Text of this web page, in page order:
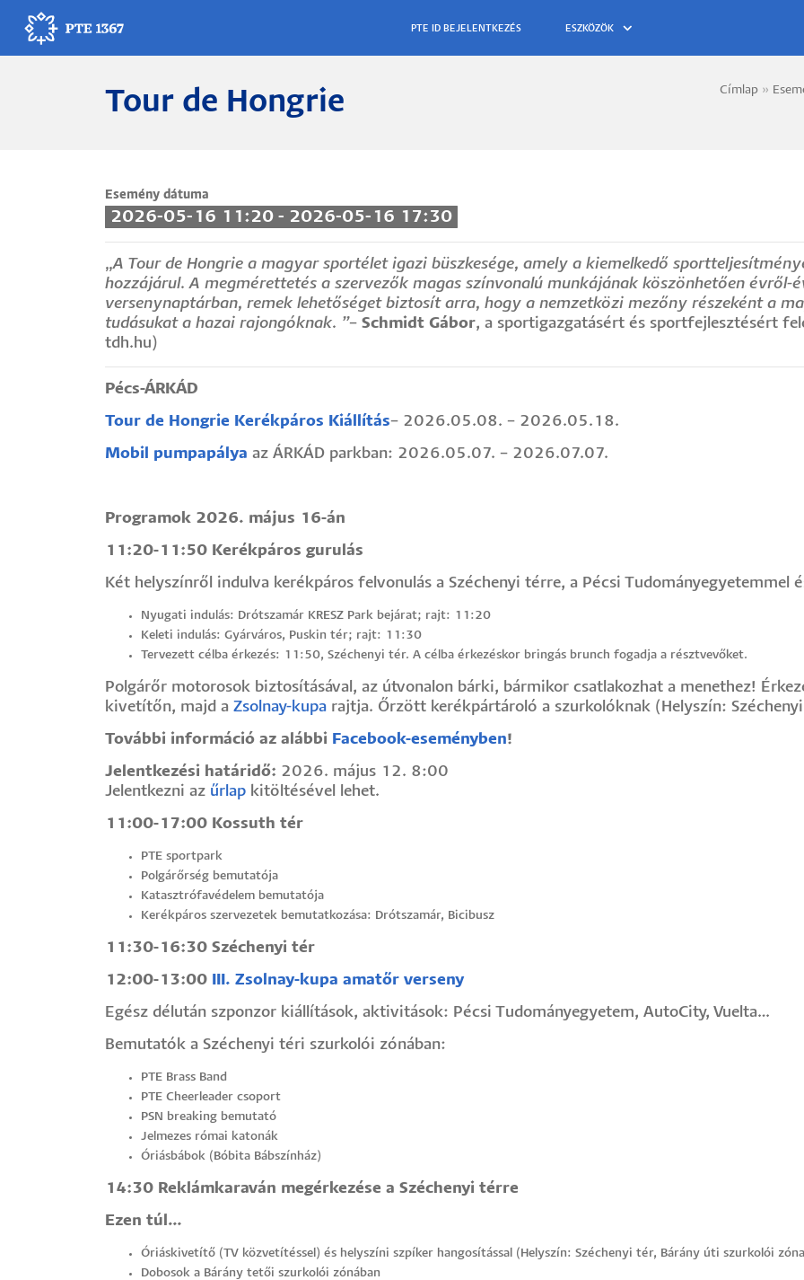
tartalomra
ESZKÖZÖK
Egyetemünk
Kutatás
Gyógyítás
Egyetemi élet
Adminisztráció
Munkatársak
Hallgatók
Felvételizők
Tour de Hongrie Címlap
Esemény dátuma
2026-05-16 11:20 - 2026-05-16 17:30
„A Tour de Hongrie a magyar sportélet igazi büszkesége, amely a kiemelkedő
hozzájárul. A megmérettetés a szervezők magas színvonalú munkájának köszönhetően évről-
versenynaptárban, remek lehetőséget biztosít arra, hogy a nemzetközi mezőny részeként a
tudásukat a hazai rajongóknak. ”– Schmidt Gábor, a sportigazgatásért és sportfejlesztésért
tdh.hu)
Pécs-ÁRKÁD
Tour de Hongrie Kerékpáros Kiállítás– 2026.05.08. – 2026.05.18.
Mobil pumpapálya az ÁRKÁD parkban: 2026.05.07. – 2026.07.07.
Programok 2026. május 16-án
11:20-11:50 Kerékpáros gurulás
Két helyszínről indulva kerékpáros felvonulás a Széchenyi térre, a Pécsi Tudományegyetemmel
Nyugati indulás: Drótszamár KRESZ Park bejárat; rajt: 11:20
Keleti indulás: Gyárváros, Puskin tér; rajt: 11:30
Tervezett célba érkezés: 11:50, Széchenyi tér. A célba érkezéskor bringás brunch fogadja a résztvevőket.
Polgárőr motorosok biztosításával, az útvonalon bárki, bármikor csatlakozhat a menethez!
kivetítőn, majd a Zsolnay-kupa rajtja. Őrzött kerékpártároló a szurkolóknak (Helyszín:
További információ az alábbi Facebook-eseményben!
Jelentkezési határidő: 2026. május 12. 8:00
Jelentkezni az űrlap kitöltésével lehet.
11:00-17:00 Kossuth tér
PTE sportpark
Polgárőrség bemutatója
Katasztrófavédelem bemutatója
Kerékpáros szervezetek bemutatkozása: Drótszamár, Bicibusz
11:30-16:30 Széchenyi tér
12:00-13:00 III. Zsolnay-kupa amatőr verseny
Egész délután szponzor kiállítások, aktivitások: Pécsi Tudományegyetem, AutoCity, Vuelta…
Bemutatók a Széchenyi téri szurkolói zónában:
PTE Brass Band
PTE Cheerleader csoport
PSN breaking bemutató
Jelmezes római katonák
Óriásbábok (Bóbita Bábszínház)
14:30 Reklámkaraván megérkezése a Széchenyi térre
Ezen túl…
Óriáskivetítő (TV közvetítéssel) és helyszíni szpíker hangosítással (Helyszín: Széchenyi tér, Bárány úti szurkolói
Dobosok a Bárány tetői szurkolói zónában